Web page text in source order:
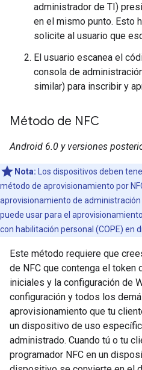
administrador de TI)
en el mismo punto. Esto
solicite al usuario que
El usuario escanea el
consola de
similar) para inscribir y
Método de NFC
Android 6.0 y versiones
Nota: Los dispositivos deben
método de aprovisionamiento por
aprovisionamiento de
puede usar para el
con habilitación personal (COPE) en
Este método requiere que
de NFC que contenga el
iniciales y la configuración de
configuración y todos los
aprovisionamiento que tu
un dispositivo de uso
administrado. Cuando tú o tu
programador NFC en un